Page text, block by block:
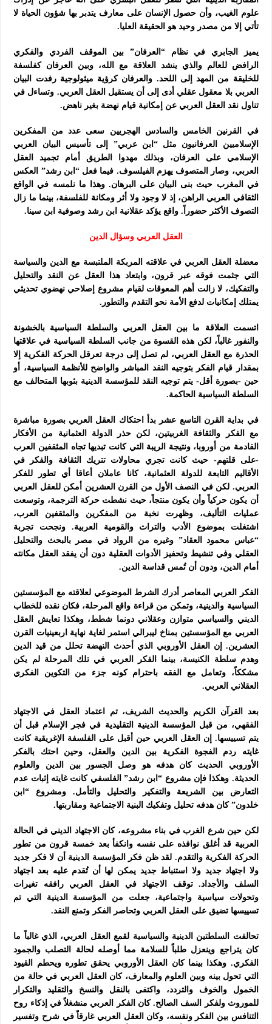
علوم الغيب، وأن حصول الإنسان على معارف يتدبر بها شؤون الحياة لا
تأتي إلا من مصدر وحيد هو الحقيقة العليا.
يميز الجابري في نظام “العرفان” بين الموقف الفردي والفكري
الرافض للعالم والذي ينشد العلاقة مع الله، وبين العرفان كفلسفة
للخليقة من المهد إلى اللحد. والعرفان كرؤية ميثولوجية رفدت البيان
العربي بلا معقول عقلي أدى إلى أن يستقيل العقل العربي. وتساءل في
تناول نقد العقل العربي عن إمكانية قيام نهضة بغير ناهض.
في القرنين الخامس والسادس الهجريين سعى عدد من المفكرين
الإسلاميين العرفانيون مثل “ابن عربي” إلى تأسيس البيان العربي
الإسلامي على العرفان، وبذلك مهدوا الطريق أمام تجميد العقل
العربي، وصار المتصوف يهزم الفيلسوف. فيما فعل “ابن رشد” العكس
في المغرب حيث بنى البيان على البرهان. وهذا ما نلمسه في الواقع
الثقافي العربي الراهن، إذ لا وجود ولا أثر ومكانة للفلسفة، بينما ما زال
التصوف الأكثر حضوراً. واقع يؤكد عقلانية ابن رشد وصوفية ابن سينا.
العقل العربي وسؤال الدين
معضلة العقل العربي في علاقته المربكة الملتبسة مع الدين والسياسة
التي جثمت فوقه عبر قرون، وابتعاد هذا العقل عن النقد والتحليل
والتفكيك، لا زالت أهم المعوقات لقيام مشروع إصلاحي نهضوي تحديثي
يمتلك إمكانيات لدفع الأمة نحو التقدم والتطور.
اتسمت العلاقة ما بين العقل العربي والسلطة السياسية بالخشونة
والنفور غالباً، لكن هذه القسوة من جانب السلطة السياسية في علاقتها
الحذرة مع العقل العربي، لم تصل إلى درجة تعرقل الحركة الفكرية إلا
بمقدار قيام الفكر بتوجيه النقد المباشر والواضح للأنظمة السياسية، أو
حين -بصورة أقل- يتم توجيه النقد للمؤسسة الدينية بثوبها المتحالف مع
السلطة السياسية الحاكمة.
في بداية القرن التاسع عشر بدأ احتكاك العقل العربي بصورة مباشرة
مع الفكر والثقافة الغربيتين، لكن حذر الدولة العثمانية من الأفكار
القادمة من أوروبا، ونتيجة الريبة التي كانت تبديها تجاه المثقفين العرب
-على قلتهم- حيث كانت تجري محاولات تتريك الثقافة والفكر في
الأقاليم التابعة للدولة العثمانية، كانا عاملان أعاقا أي تطور للفكر
العربي. لكن في النصف الأول من القرن العشرين أمكن للعقل العربي
أن يكون حركياً وأن يكون منتجاً، حيث نشطت حركة الترجمة، وتوسعت
عمليات التأليف، وظهرت نخبة من المفكرين والمثقفين العرب،
اشتغلت بموضوع الأدب والتراث والقومية العربية. ونجحت تجربة
“عباس محمود العقاد” وغيره من الرواد في مصر بالبحث والتحليل
العقلي وفي تنشيط وتحفيز الأدوات العقلية دون أن يفقد العقل مكانته
أمام الدين، ودون أن تُمس قداسة الدين.
الفكر العربي المعاصر أدرك الشرط الموضوعي لعلاقته مع المؤسستين
السياسية والدينية، وتمكن من قراءة واقع المرحلة، فكان نقده للخطاب
الديني والسياسي متوازن وعقلاني دونما شطط، وهكذا تعايش العقل
العربي مع المؤسستين بمناخ ليبرالي استمر لغاية نهاية اربعينيات القرن
العشرين. إن العقل الأوروبي الذي أحدث النهضة تحلل من قيد الدين
وهدم سلطة الكنيسة، بينما الفكر العربي في تلك المرحلة لم يكن
مشككاً، وتعامل مع الفقه باحترام كونه جزء من التكوين الفكري
العقلاني العربي.
بعد القرآن الكريم والحديث الشريف، تم اعتماد العقل في الاجتهاد
الفقهي، من قبل المؤسسة الدينية التقليدية في فجر الإسلام قبل أن
يتم تسييسها. إن العقل العربي حين أقبل على الفلسفة الإغريقية كانت
غايته ردم الفجوة الفكرية بين الدين والعقل، وحين احتك بالفكر
الأوروبي الحديث كان هدفه هو وصل الجسور بين الدين والعلوم
الحديثة. وهكذا فإن مشروع “ابن رشد” الفلسفي كانت غايته إثبات عدم
التعارض بين الشريعة والتفكير والتحليل والتأمل. ومشروع “ابن
خلدون” كان هدفه تحليل وتفكيك البنية الاجتماعية ومقاربتها.
لكن حين شرع الغرب في بناء مشروعه، كان الاجتهاد الديني في الحالة
العربية قد أغلق نوافذه على نفسه وانكفأ بعد خمسة قرون من تطور
الحركة الفكرية والتقدم. لقد ظن فكر المؤسسة الدينية أن لا فكر جديد
ولا اجتهاد جديد ولا استنباط جديد يمكن لها أن تُقدم عليه بعد اجتهاد
السلف والأجداد. توقف الاجتهاد في العقل العربي رافقه تغيرات
وتحولات سياسية واجتماعية، جعلت من المؤسسة الدينية التي تم
تسييسها تضيق على العقل العربي وتحاصر الفكر وتمنع النقد.
تحالفت السلطتين الدينية والسياسية لقمع العقل العربي، الذي غالباً ما
كان يتراجع وينعزل طلباً للسلامة مما أوصله لحالة التصلب والجمود
الفكري. وهكذا بينما كان العقل الأوروبي يحقق تطوره ويحطم القيود
التي تحول بينه وبين العلوم والمعارف، كان العقل العربي في حالة من
الخمول والخوف والتردد، واكتفى بالنقل والنسخ والتقليد والتكرار
للموروث ولفكر السف الصالح. كان الفكر العربي منشغلاً في إذكاء روح
التنافس بين الفكر ونفسه، وكان العقل العربي غارقاً في شرح وتفسير